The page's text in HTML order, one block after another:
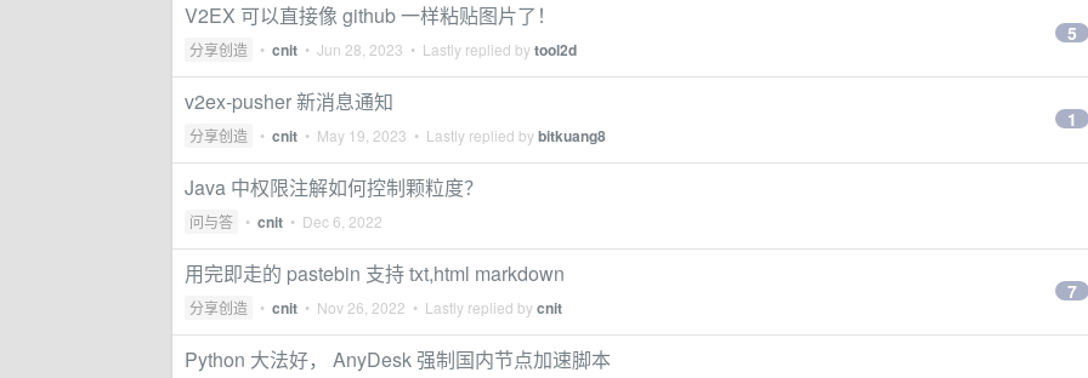
V2EX 可以直接像 github 一样粘贴图片了！
分享创造 • cnit • Jun 28, 2023 • Lastly replied bytool2d
5
v2ex-pusher 新消息通知
分享创造 • cnit • May 19, 2023 • Lastly replied bybitkuang8
1
Java 中权限注解如何控制颗粒度？
问与答 • cnit • Dec 6, 2022
用完即走的 pastebin 支持 txt,html markdown
分享创造 • cnit • Nov 26, 2022 • Lastly replied bycnit
7
Python 大法好， AnyDesk 强制国内节点加速脚本